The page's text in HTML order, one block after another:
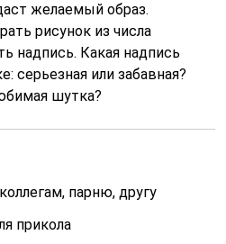
желаемый образ.
рисунок из числа
надпись. Какая надпись
серьезная или забавная?
шутка?
парню, другу
прикола